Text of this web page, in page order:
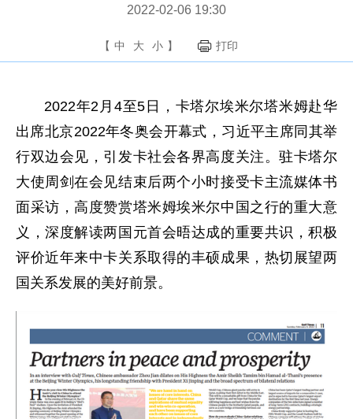
2022-02-06 19:30
【 中 大 小 】 打印
2022年2月4至5日，卡塔尔埃米尔塔米姆赴华
出席北京2022年冬奥会开幕式，习近平主席同其举
行双边会见，引发卡社会各界高度关注。驻卡塔尔
大使周剑在会见结束后两个小时接受卡主流媒体书
面采访，高度赞赏塔米姆埃米尔中国之行的重大意
义，深度解读两国元首会晤达成的重要共识，积极
评价近年来中卡关系取得的丰硕成果，热切展望两
国关系发展的美好前景。